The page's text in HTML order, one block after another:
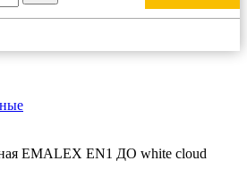
EMALEX EN1 ДО white cloud